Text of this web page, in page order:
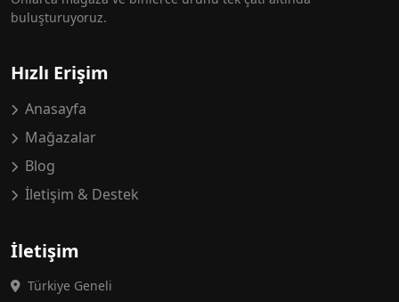
buluşturuyoruz.
Hızlı Erişim
Anasayfa
Mağazalar
Blog
İletişim & Destek
İletişim
Türkiye Geneli